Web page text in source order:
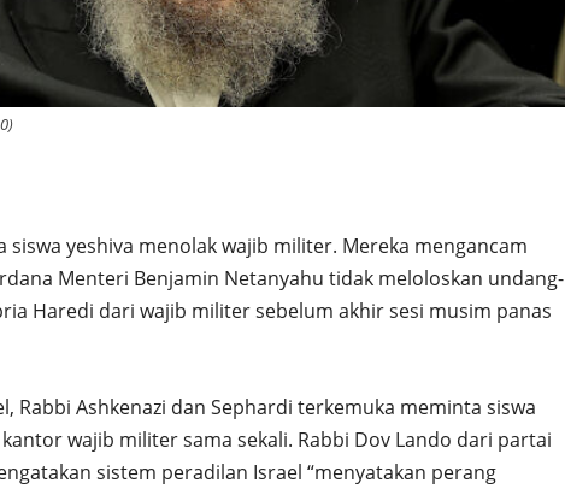
yeshiva menolak wajib militer. Mereka mengancam
Menteri Benjamin Netanyahu tidak meloloskan undang-
Haredi dari wajib militer sebelum akhir sesi musim panas
Rabbi Ashkenazi dan Sephardi terkemuka meminta siswa
wajib militer sama sekali. Rabbi Dov Lando dari partai
sistem peradilan Israel “menyatakan perang